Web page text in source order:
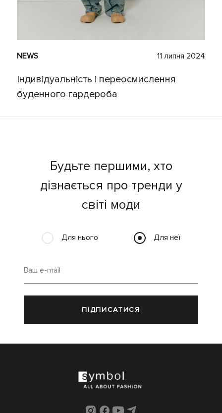
NEWS 11 липня 2024
Індивідуальність і переосмислення
буденного гардероба
Будьте першими, хто
дізнається про тренди у
світі моди
Для нього Для неї
Ваш e-mail
ПІДПИСАТИСЯ